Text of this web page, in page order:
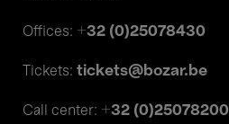
Offices: +32 (0)25078430
Tickets: tickets@bozar.be
Call center: +32 (0)25078200